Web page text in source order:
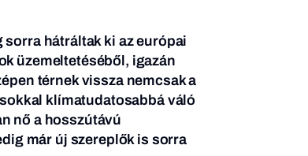
hátráltak ki az európai
üzemeltetéséből, igazán
térnek vissza nemcsak a
klímatudatosabbá váló
nő a hosszútávú
már új szereplők is sorra